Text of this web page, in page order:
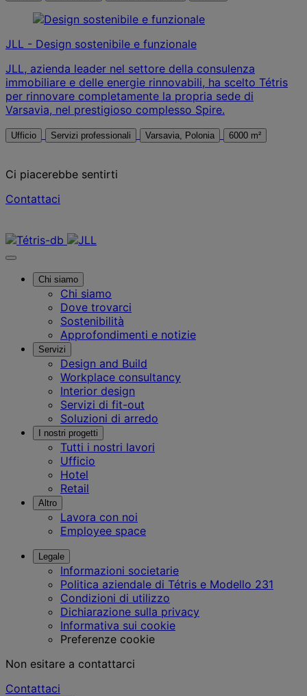
JLL - Design sostenibile e funzionale
JLL, azienda leader nel settore della consulenza
immobiliare e delle energie rinnovabili, ha scelto Tétris
per rinnovare completamente la propria sede di
Varsavia, nel prestigioso complesso Spire.
Ufficio Servizi professionali Varsavia, Polonia 6000 m²
Ci piacerebbe sentirti
Contattaci
Chi siamo
Chi siamo
Dove trovarci
Sostenibilità
Approfondimenti e notizie
Servizi
Design and Build
Workplace consultancy
Interior design
Servizi di fit-out
Soluzioni di arredo
I nostri progetti
Tutti i nostri lavori
Ufficio
Hotel
Retail
Altro
Lavora con noi
Employee space
Legale
Informazioni societarie
Politica aziendale di Tétris e Modello 231
Condizioni di utilizzo
Dichiarazione sulla privacy
Informativa sui cookie
Preferenze cookie
Non esitare a contattarci
Contattaci